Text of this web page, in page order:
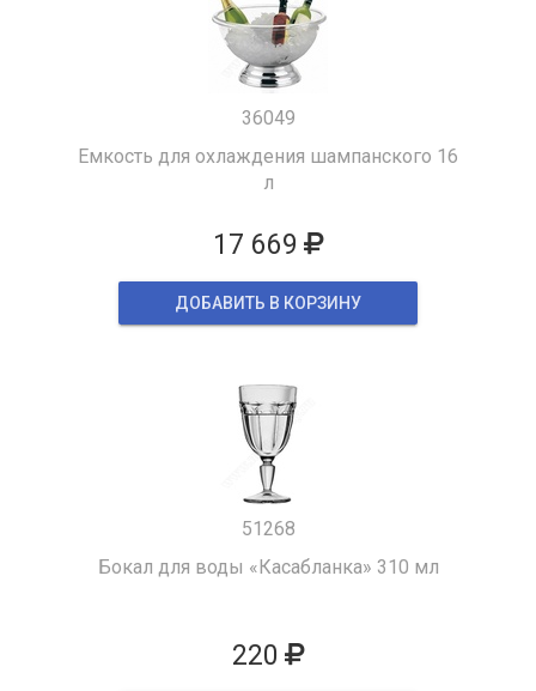
36049
Емкость для охлаждения шампанского 16
л
17 669
ДОБАВИТЬ В КОРЗИНУ
51268
Бокал для воды «Касабланка» 310 мл
220